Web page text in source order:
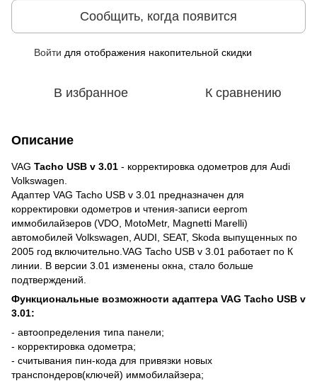
Сообщить, когда появится
Войти для отображения накопительной скидки
В избранное К сравнению
Описание
VAG Tacho USB v 3.01 - корректировка одометров для Audi
Volkswagen.
Адаптер VAG Tacho USB v 3.01 предназначен для
корректировки одометров и чтения-записи eeprom
иммобилайзеров (VDO, MotoMetr, Magnetti Marelli)
автомобилей Volkswagen, AUDI, SEAT, Skoda выпущенных по
2005 год включительно.VAG Tacho USB v 3.01 работает по К
линии. В версии 3.01 изменены окна, стало больше
подтверждений.
Функциональные возможности адаптера VAG Tacho USB v
3.01:
- автоопределения типа панели;
- корректировка одометра;
- считывания пин-кода для привязки новых
транспондеров(ключей) иммобилайзера;